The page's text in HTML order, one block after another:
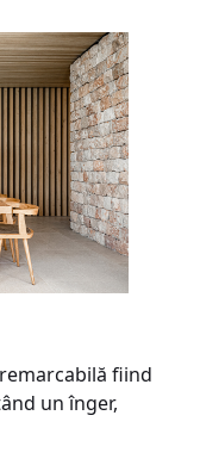
fiind
un înger,